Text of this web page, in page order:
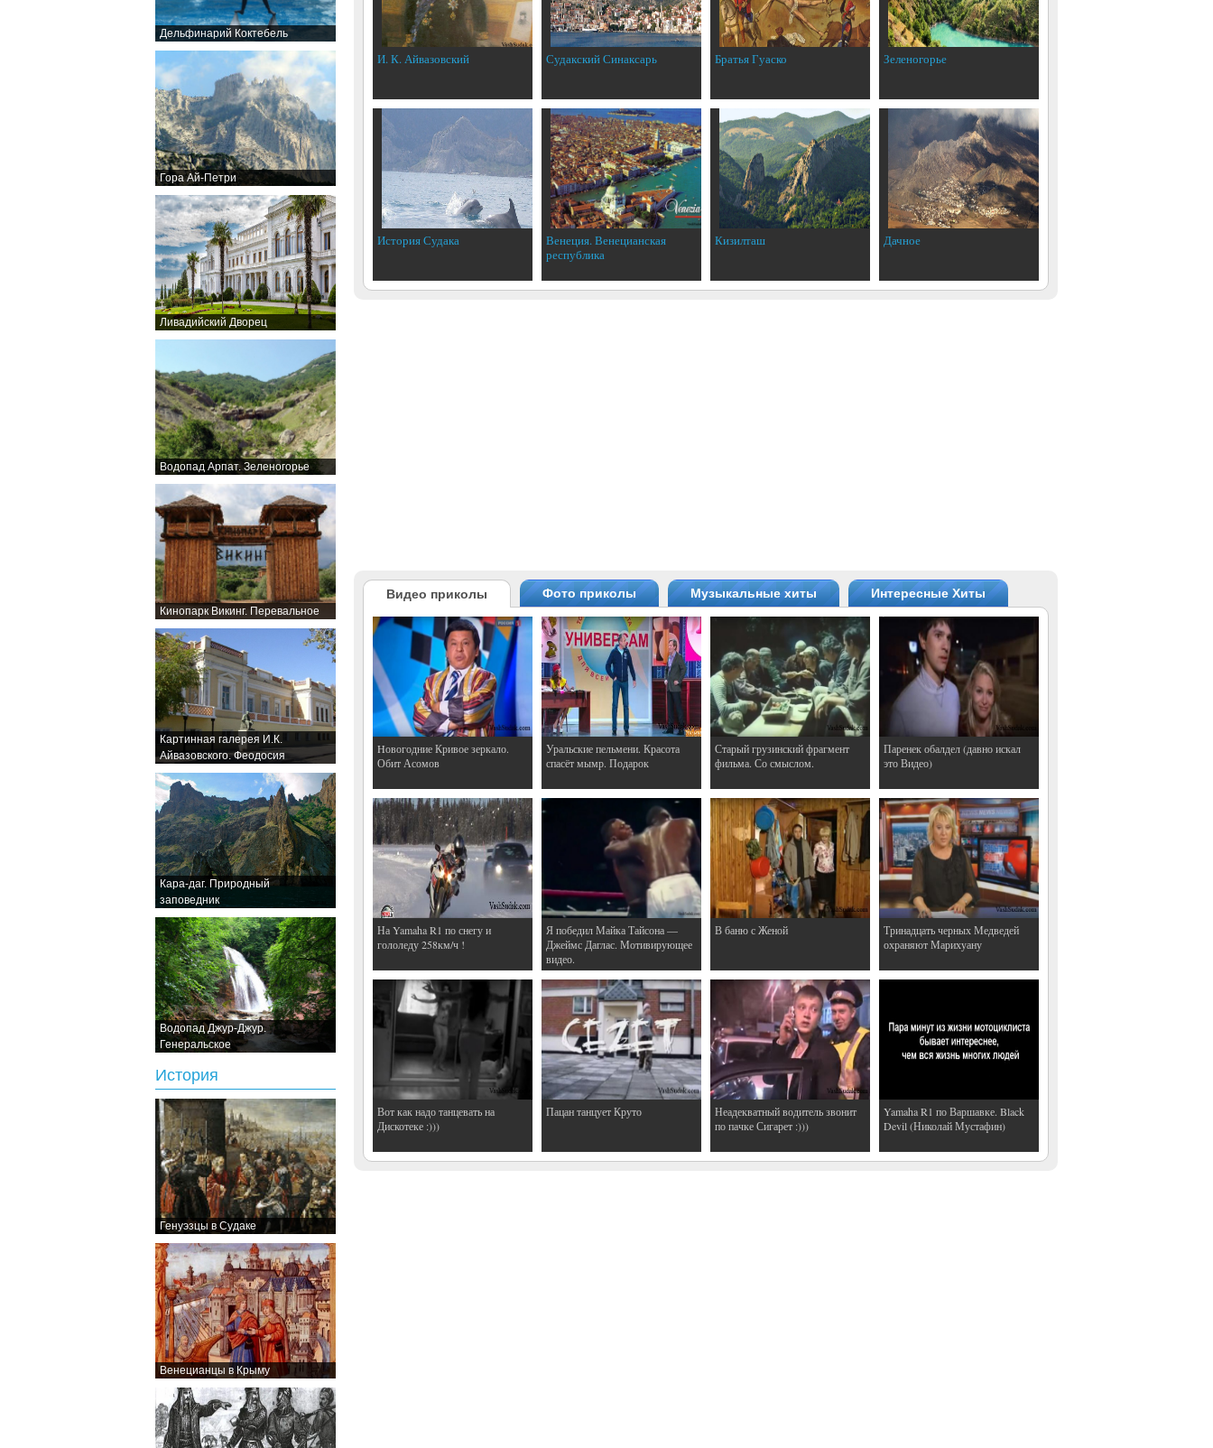
Дельфинарий Коктебель
Гора Ай-Петри
Ливадийский Дворец
Водопад Арпат. Зеленогорье
Кинопарк Викинг. Перевальное
Картинная галерея И.К.
Айвазовского. Феодосия
Кара-даг. Природный
заповедник
Водопад Джур-Джур.
Генеральское
История
Генуэзцы в Судаке
Венецианцы в Крыму
И. К. Айвазовский Судакский Синаксарь Братья Гуаско Зеленогорье
История Судака
Венеция. Венецианская
республика
Кизилташ Дачное
Видео приколы Фото приколы Музыкальные хиты Интересные Хиты
Hовогодние Кривое зеркало.
Обит Асомов
Уральские пельмени. Красота
спасёт мымр. Подарок
Старый грузинский фрагмент
фильма. Со смыслом.
Паренек обалдел (давно искал
это Видео)
На Yamaha R1 по снегу и
гололеду 258км/ч !
Я победил Майка Тайсона —
Джеймс Даглас. Мотивирующее
видео.
В баню с Женой
Тринадцать черных Медведей
охраняют Марихуану
Вот как надо танцевать на
Дискотеке :)))
Пацан танцует Круто
Неадекватный водитель звонит
по пачке Сигарет :)))
Yamaha R1 по Варшавке. Black
Devil (Николай Мустафин)